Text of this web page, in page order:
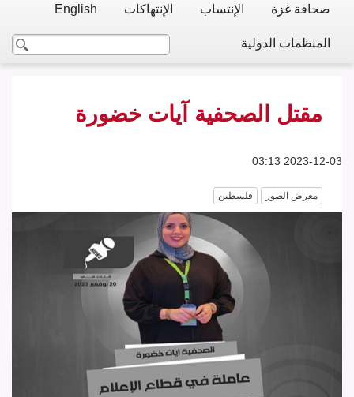
صحافة غزة الإنتساب الإنتهاكات English
المنظمات الدولية
مقتل الصحفية آيات خضورة
2023-12-03 03:13
معرض الصور فلسطين